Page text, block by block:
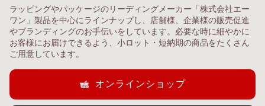
ラッピングやパッケージのリーディングメーカー「株式会社エー
ワン」製品を中心にラインナップし、店舗様、企業様の販売促進
やブランディングのお手伝いをしています。必要な時に細やかに
お客様にお届けできるよう、小ロット・短納期の商品をたくさん
ご用意しています。
オンラインショップ